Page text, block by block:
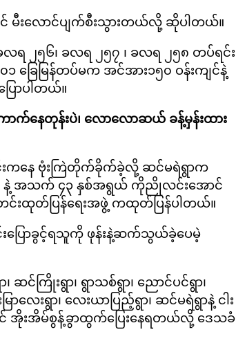
မီးလောင်ပျက်စီးသွားတယ်လို့ ဆိုပါတယ်။
ရ ၂၅၆၊ ခလရ ၂၅၇ ၊ ခလရ ၂၅၈ တပ်ရင်း
ြေမြန်တပ်မက အင်အား၁၅၀ ဝန်းကျင်နဲ့
ောပါတယ်။
က်နေတုန်းပဲ၊ လောလောဆယ် ခန့်မှန်းထား
းကနေ ဗုံးကြဲတိုက်ခိုက်ခဲ့လို့ ဆင်မရဲရွာက
နဲ့ အသက် ၄၃ နှစ်အရွယ် ကိုညိုလင်းအောင်
ထုတ်ပြန်ရေးအဖွဲ့ ကထုတ်ပြန်ပါတယ်။
ြောခွင့်ရသူကို ဖုန်းနဲ့ဆက်သွယ်ခဲ့ပေမဲ့
င်ကြိုးရွာ၊ ရွာသစ်ရွာ၊ ညောင်ပင်ရွာ၊
ြာလေးရွာ၊ လေးယာပြည့်ရွာ၊ ဆင်မရဲရွာနဲ့ ငါး
အိုးအိမ်စွန့်ခွာထွက်ပြေးနေရတယ်လို့ ဒေသခံ